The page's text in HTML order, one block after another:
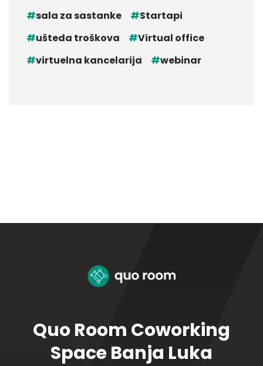
sala za sastanke
Startapi
ušteda troškova
Virtual office
virtuelna kancelarija
webinar
Quo Room Coworking
Space Banja Luka